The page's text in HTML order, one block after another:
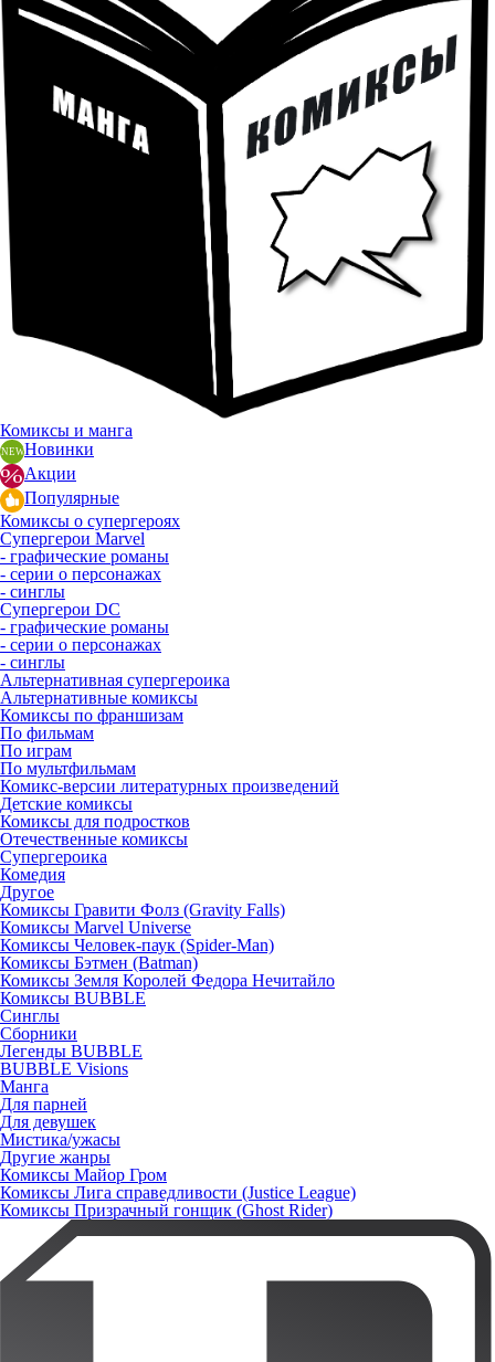
Комиксы и манга
Новинки
Акции
Популярные
Комиксы о супергероях
Супергерои Marvel
- графические романы
- серии о персонажах
- синглы
Супергерои DC
- графические романы
- серии о персонажах
- синглы
Альтернативная супергероика
Альтернативные комиксы
Комиксы по франшизам
По фильмам
По играм
По мультфильмам
Комикс-версии литературных произведений
Детские комиксы
Комиксы для подростков
Отечественные комиксы
Супергероика
Комедия
Другое
Комиксы Гравити Фолз (Gravity Falls)
Комиксы Marvel Universe
Комиксы Человек-паук (Spider-Man)
Комиксы Бэтмен (Batman)
Комиксы Земля Королей Федора Нечитайло
Комиксы BUBBLE
Синглы
Сборники
Легенды BUBBLE
BUBBLE Visions
Манга
Для парней
Для девушек
Мистика/ужасы
Другие жанры
Комиксы Майор Гром
Комиксы Лига справедливости (Justice League)
Комиксы Призрачный гонщик (Ghost Rider)